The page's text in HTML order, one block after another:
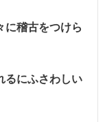
に稽古をつけら
るにふさわしい